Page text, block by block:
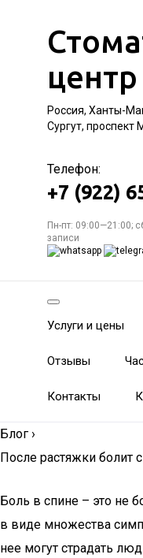
центр
Россия, Ханты-
Сургут, проспект
Телефон:
+7 (922)
Пн-пт: 09:00—21:00;
записи
Услуги и цены
Отзывы
Контакты
Блог ›
После растяжки болит
Боль в спине – это не
в виде множества
нее могут страдать